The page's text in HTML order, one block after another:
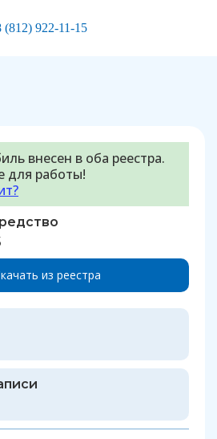
(812) 922-11-15
внесен в оба реестра.
для работы!
из реестра